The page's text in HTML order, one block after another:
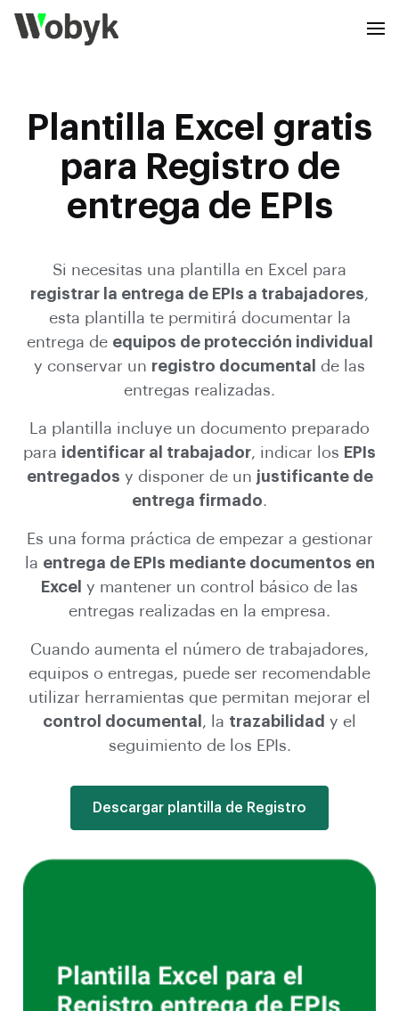
Plantilla Excel gratis
para Registro de
entrega de EPIs
Si necesitas una plantilla en Excel para
registrar la entrega de EPIs a trabajadores,
esta plantilla te permitirá documentar la
entrega de equipos de protección individual
y conservar un registro documental
de las
entregas realizadas.
La plantilla incluye un documento preparado
para identificar al trabajador, indicar los EPIs
entregados y disponer de un justificante de
entrega firmado.
Es una forma práctica de empezar a gestionar
la entrega de EPIs mediante documentos en
Excel y mantener un control básico de las
entregas realizadas en la empresa.
Cuando aumenta el número de trabajadores,
equipos o entregas, puede ser recomendable
utilizar herramientas que permitan mejorar el
control documental , la trazabilidad y el
seguimiento de los EPIs.
Descargar plantilla de Registro